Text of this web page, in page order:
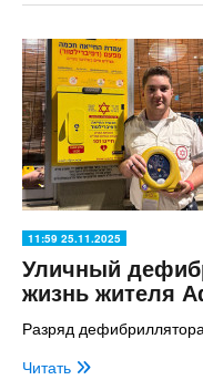
11:59 25.11.2025
Уличный
жизнь жителя
Разряд
Читать